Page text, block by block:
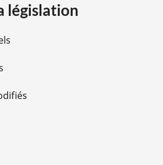
législation